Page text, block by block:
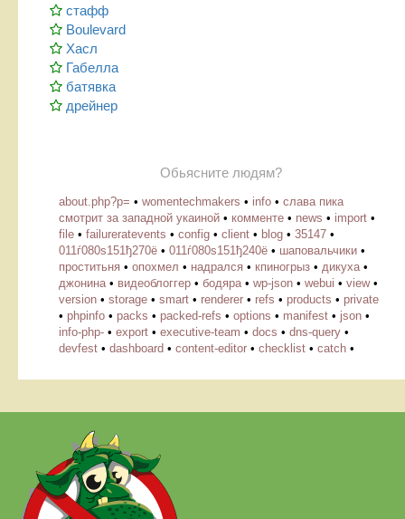
стафф
Boulevard
Хасл
Габелла
батявка
дрейнер
Обьясните людям?
about.php?p= • womentechmakers • info • слава пика
смотрит за западной укаиной • комменте • news • import •
file • failureratevents • config • client • blog • 35147 •
011ѓ080ѕ151ђ270ё • 011ѓ080ѕ151ђ240ё • шаповальчики •
проститьня • опохмел • надрался • кпиногрыз • дикуха •
джонина • видеоблоггер • бодяра • wp-json • webui • view•
version • storage • smart • renderer • refs • products • private
• phpinfo • packs • packed-refs • options • manifest • json •
info-php- • export • executive-team • docs • dns-query •
devfest • dashboard • content-editor • checklist • catch •